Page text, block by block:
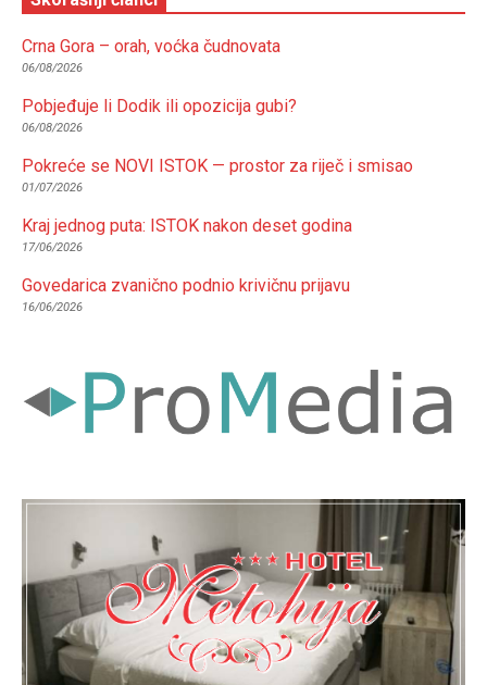
Crna Gora – orah, voćka čudnovata
06/08/2026
Pobjeđuje li Dodik ili opozicija gubi?
06/08/2026
Pokreće se NOVI ISTOK — prostor za riječ i smisao
01/07/2026
Kraj jednog puta: ISTOK nakon deset godina
17/06/2026
Govedarica zvanično podnio krivičnu prijavu
16/06/2026